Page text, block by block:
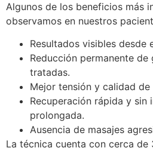
Algunos de los beneficios más
observamos en nuestros
Resultados visibles desde
Reducción permanente de
tratadas.
Mejor tensión y calidad de
Recuperación rápida y sin
prolongada.
Ausencia de masajes
La técnica cuenta con cerca